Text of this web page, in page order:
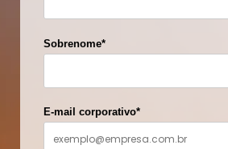
Sobrenome*
E-mail corporativo*